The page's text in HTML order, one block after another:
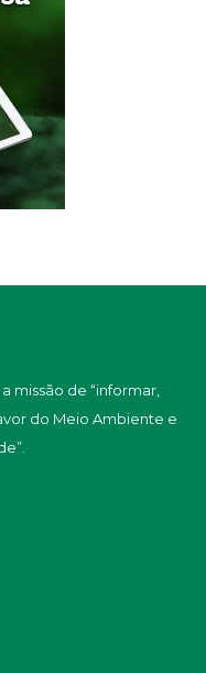
missão de “informar,
do Meio Ambiente e